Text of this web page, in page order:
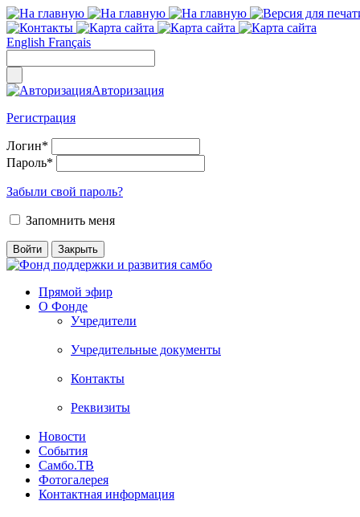
English Français
Авторизация
Регистрация
Логин*
Пароль*
Забыли свой пароль?
Запомнить меня
Прямой эфир
О Фонде
Учредители
Учредительные документы
Контакты
Реквизиты
Новости
События
Самбо.ТВ
Фотогалерея
Контактная информация